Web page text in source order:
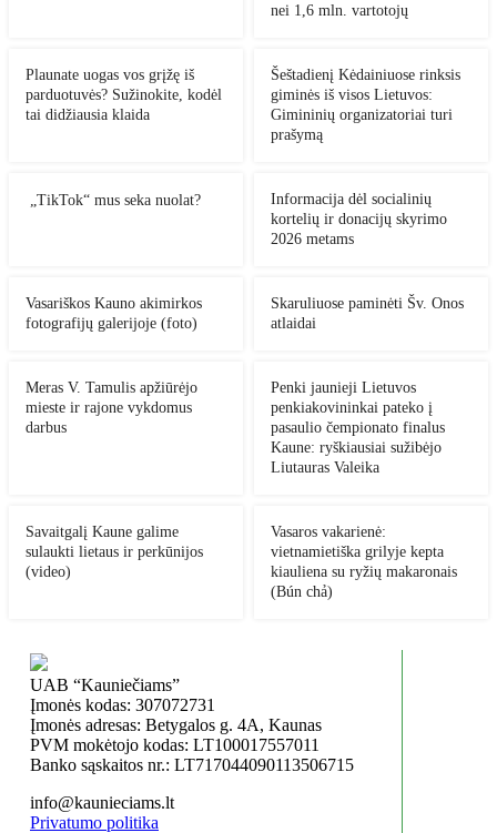
nei 1,6 mln. vartotojų
Plaunate uogas vos grįžę iš
parduotuvės? Sužinokite, kodėl
tai didžiausia klaida
Šeštadienį Kėdainiuose rinksis
giminės iš visos Lietuvos:
Gimininių organizatoriai turi
prašymą
„TikTok“ mus seka nuolat?
Informacija dėl socialinių
kortelių ir donacijų skyrimo
2026 metams
Vasariškos Kauno akimirkos
fotografijų galerijoje (foto)
Skaruliuose paminėti Šv. Onos
atlaidai
Meras V. Tamulis apžiūrėjo
mieste ir rajone vykdomus
darbus
Penki jaunieji Lietuvos
penkiakovininkai pateko į
pasaulio čempionato finalus
Kaune: ryškiausiai sužibėjo
Liutauras Valeika
Savaitgalį Kaune galime
sulaukti lietaus ir perkūnijos
(video)
Vasaros vakarienė:
vietnamietiška grilyje kepta
kiauliena su ryžių makaronais
(Bún chả)
UAB “Kauniečiams”
Įmonės kodas: 307072731
Įmonės adresas: Betygalos g. 4A, Kaunas
PVM mokėtojo kodas: LT100017557011
Banko sąskaitos nr.: LT717044090113506715
info@kaunieciams.lt
Privatumo politika